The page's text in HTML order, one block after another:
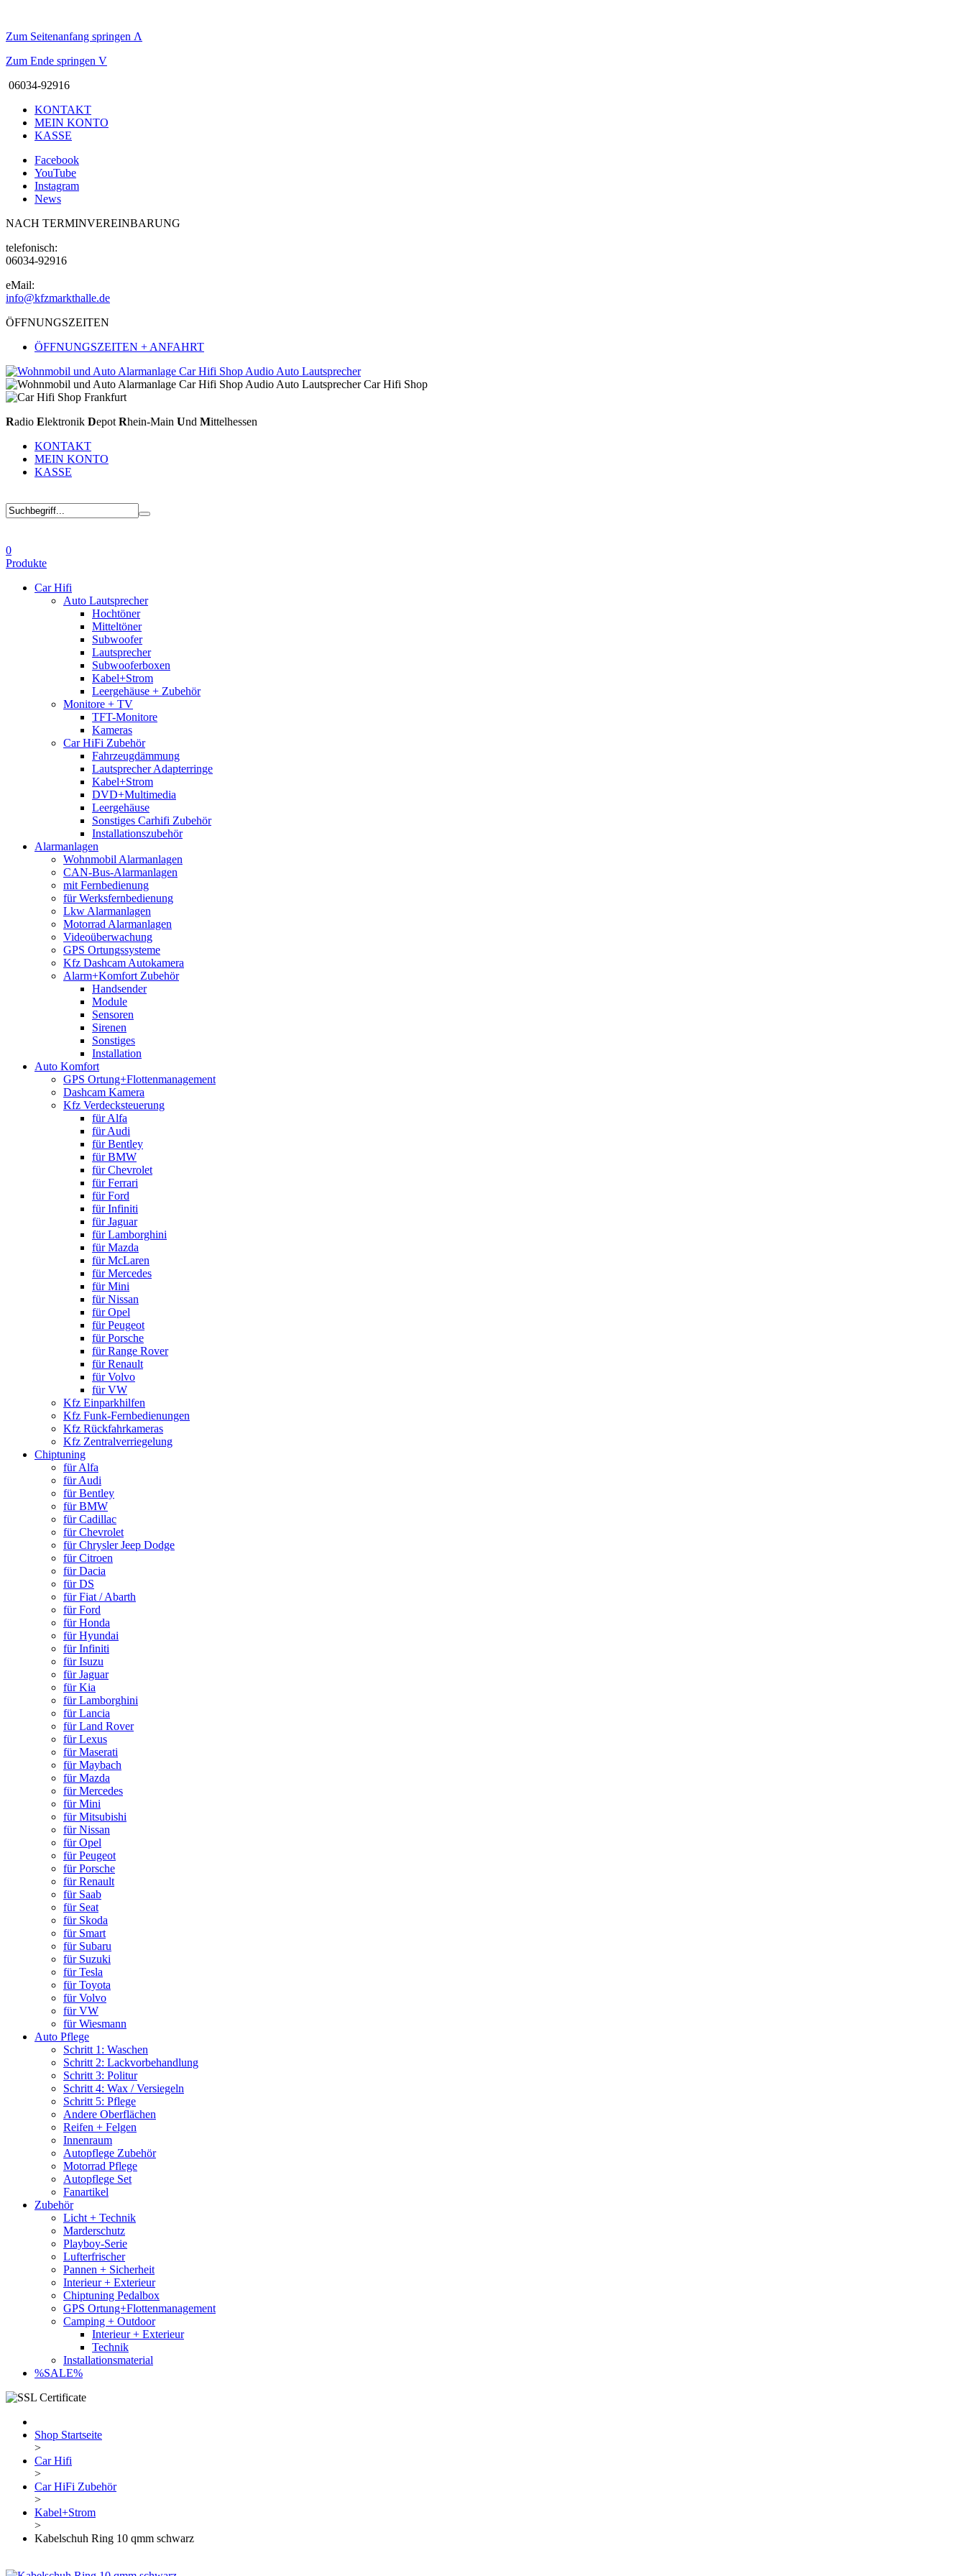
Zum Seitenanfang springen Λ
Zum Ende springen V
06034-92916
KONTAKT
MEIN KONTO
KASSE
Facebook
YouTube
Instagram
News
NACH TERMINVEREINBARUNG
telefonisch:
06034-92916
eMail:
info@kfzmarkthalle.de
ÖFFNUNGSZEITEN
ÖFFNUNGSZEITEN + ANFAHRT
Radio Elektronik Depot Rhein-Main Und Mittelhessen
KONTAKT
MEIN KONTO
KASSE
0
Produkte
Car Hifi
Auto Lautsprecher
Hochtöner
Mitteltöner
Subwoofer
Lautsprecher
Subwooferboxen
Kabel+Strom
Leergehäuse + Zubehör
Monitore + TV
TFT-Monitore
Kameras
Car HiFi Zubehör
Fahrzeugdämmung
Lautsprecher Adapterringe
Kabel+Strom
DVD+Multimedia
Leergehäuse
Sonstiges Carhifi Zubehör
Installationszubehör
Alarmanlagen
Wohnmobil Alarmanlagen
CAN-Bus-Alarmanlagen
mit Fernbedienung
für Werksfernbedienung
Lkw Alarmanlagen
Motorrad Alarmanlagen
Videoüberwachung
GPS Ortungssysteme
Kfz Dashcam Autokamera
Alarm+Komfort Zubehör
Handsender
Module
Sensoren
Sirenen
Sonstiges
Installation
Auto Komfort
GPS Ortung+Flottenmanagement
Dashcam Kamera
Kfz Verdecksteuerung
für Alfa
für Audi
für Bentley
für BMW
für Chevrolet
für Ferrari
für Ford
für Infiniti
für Jaguar
für Lamborghini
für Mazda
für McLaren
für Mercedes
für Mini
für Nissan
für Opel
für Peugeot
für Porsche
für Range Rover
für Renault
für Volvo
für VW
Kfz Einparkhilfen
Kfz Funk-Fernbedienungen
Kfz Rückfahrkameras
Kfz Zentralverriegelung
Chiptuning
für Alfa
für Audi
für Bentley
für BMW
für Cadillac
für Chevrolet
für Chrysler Jeep Dodge
für Citroen
für Dacia
für DS
für Fiat / Abarth
für Ford
für Honda
für Hyundai
für Infiniti
für Isuzu
für Jaguar
für Kia
für Lamborghini
für Lancia
für Land Rover
für Lexus
für Maserati
für Maybach
für Mazda
für Mercedes
für Mini
für Mitsubishi
für Nissan
für Opel
für Peugeot
für Porsche
für Renault
für Saab
für Seat
für Skoda
für Smart
für Subaru
für Suzuki
für Tesla
für Toyota
für Volvo
für VW
für Wiesmann
Auto Pflege
Schritt 1: Waschen
Schritt 2: Lackvorbehandlung
Schritt 3: Politur
Schritt 4: Wax / Versiegeln
Schritt 5: Pflege
Andere Oberflächen
Reifen + Felgen
Innenraum
Autopflege Zubehör
Motorrad Pflege
Autopflege Set
Fanartikel
Zubehör
Licht + Technik
Marderschutz
Playboy-Serie
Lufterfrischer
Pannen + Sicherheit
Interieur + Exterieur
Chiptuning Pedalbox
GPS Ortung+Flottenmanagement
Camping + Outdoor
Interieur + Exterieur
Technik
Installationsmaterial
%SALE%
Shop Startseite
>
Car Hifi
>
Car HiFi Zubehör
>
Kabel+Strom
>
Kabelschuh Ring 10 qmm schwarz